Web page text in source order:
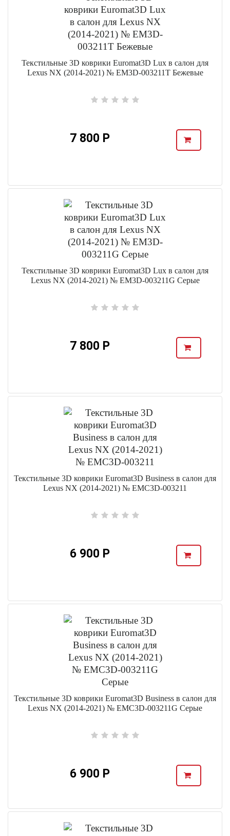
Текстильные 3D коврики Euromat3D Lux в салон для
Lexus NX (2014-2021) № EM3D-003211T Бежевые
7 800 Р
Текстильные 3D коврики Euromat3D Lux в салон для
Lexus NX (2014-2021) № EM3D-003211G Серые
7 800 Р
Текстильные 3D коврики Euromat3D Business в салон для
Lexus NX (2014-2021) № EMC3D-003211
6 900 Р
Текстильные 3D коврики Euromat3D Business в салон для
Lexus NX (2014-2021) № EMC3D-003211G Серые
6 900 Р